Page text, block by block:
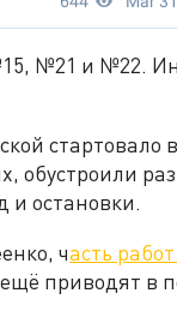
№21 и №22.
стартовало
обустроили
и остановки.
часть
приводят в